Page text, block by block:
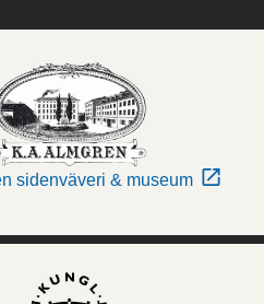
sidenväveri & museum